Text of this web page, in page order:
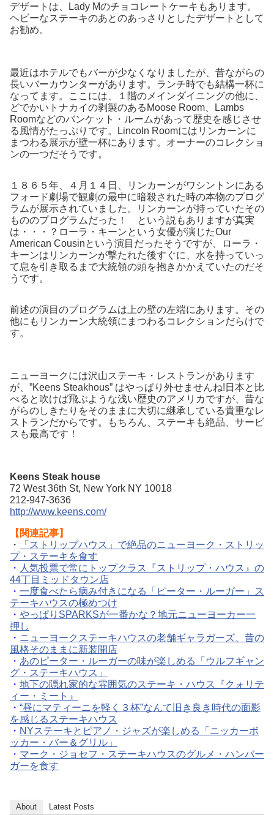
デザートは、Lady Mのチョコレートケーキもあります。
ヘビーなステーキのあとのあっさりとしたデザートとして
お勧め。
最近はホテルでもバーが少なくなりましたが、昔ながらの
長いバーカウンターがあります。ランチ時でも結構一杯に
なってます。ここには、１階のメインダイニングの他に、
どでかいトナカイの剥製のあるMoose Room、Lambs
Roomなどのバンケット・ルームがあって歴史を感じさせ
る風情がたっぷりです。Lincoln Roomにはリンカーンに
まつわる展示が壁一杯にあります。オーナーのコレクショ
ンの一つだそうです。
１８６５年、４月１４日、リンカーンがワシントンにある
フォード劇場で観劇の最中に暗殺された時の本物のプログ
ラムが展示されていました。リンカーンが持っていたその
もののプログラムだった！ という説もありますが真実
は・・・？ローラ・キーンという女優が演じたOur
American Cousinという演目だったそうですが、ローラ・
キーンはリンカーンが撃たれた後すぐに、水を持っていっ
て息を引き取るまで大統領の頭を抱きかかえていたのだそ
うです。
前述の演目のプログラムは上の壁の左端にあります。その
他にもリンカーン大統領にまつわるコレクションだらけで
す。
ニューヨークには沢山ステーキ・レストランがあります
が、”Keens Steakhous” はやっぱり外せませんね!日本と比
べると吹けば飛ぶような浅い歴史のアメリカですが、昔な
がらのしきたりをそのままに大切に継承している貴重なレ
ストランだからです。もちろん、ステーキも絶品、サービ
スも最高です！
Keens Steak house
72 West 36th St, New York NY 10018
212-947-3636
http://www.keens.com/
【関連記事】
・
「ストリップハウス」で絶品のニューヨーク・ストリッ
プ・ステーキを食す
・ 人気投票で常にトップクラス『ストリップ・ハウス』の
44丁目ミッドタウン店
・ 一度食べたら病み付きになる「ピーター・ルーガー」ス
テーキハウスの極めつけ
・ やっぱりSPARKSが一番かな？地元ニューヨーカー一
押し
・ ニューヨークステーキハウスの老舗ギャラガーズ、昔の
風格そのままに新装開店
・ あのピーター・ルーガーの味が楽しめる「ウルフギャン
グ・ステーキハウス」
・ 地下の隠れ家的な雰囲気のステーキ・ハウス『クォリテ
ィー・ミート』
・ “昼にマティーニを軽く３杯”なんて旧き良き時代の面影
を感じるステーキハウス
・ NYステーキとピアノ・ジャズが楽しめる「ニッカーボ
ッカー・バー＆グリル」
・ マーク・ジョセフ・ステーキハウスのグルメ・ハンバー
ガーを食す
About Latest Posts